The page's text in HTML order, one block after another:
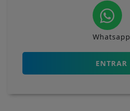
Whatsapp
ENTRAR